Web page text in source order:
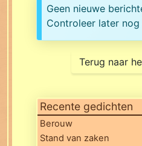
Recente gedichten
Berouw
Stand van zaken
Geen nieuwe
Controleer later nog
Terug naar